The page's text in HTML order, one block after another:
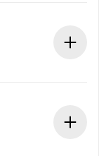
der
keine